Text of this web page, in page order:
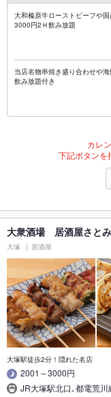
大和榛原牛ローストビーフや
3000円2Ｈ飲み放題
当店名物串焼き盛り合わせや
飲み放題付き
カレ
下記ボタンを
大衆酒場 居酒屋さと
大塚 居酒屋
大塚駅徒歩2分！隠れた名店
2001～3000円
JR大塚駅北口､都電荒